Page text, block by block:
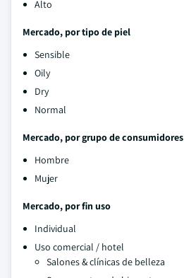
Alto
Mercado, por tipo de piel
Sensible
Oily
Dry
Normal
Mercado, por grupo de consumidores
Hombre
Mujer
Mercado, por fin uso
Individual
Uso comercial / hotel
Salones & clínicas de belleza